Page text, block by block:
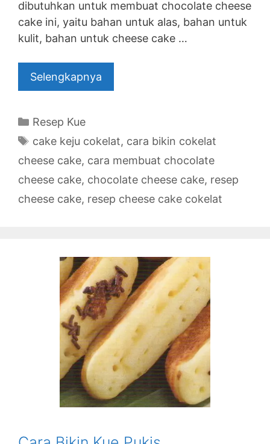
dibutuhkan untuk membuat chocolate cheese
cake ini, yaitu bahan untuk alas, bahan untuk
kulit, bahan untuk cheese cake …
Selengkapnya
Categories
Resep Kue
Tags
cake keju cokelat, cara bikin cokelat
cheese cake, cara membuat chocolate
cheese cake, chocolate cheese cake, resep
cheese cake, resep cheese cake cokelat